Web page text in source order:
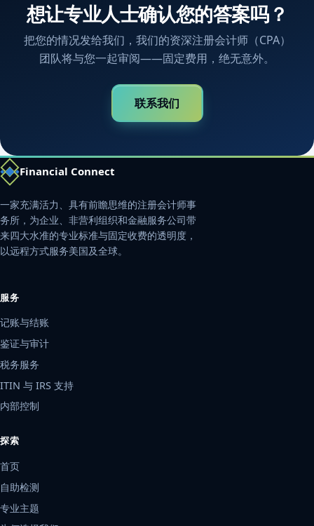
想让专业人士确认您的答案吗？
把您的情况发给我们，我们的资深注册会计师（CPA）
团队将与您一起审阅——固定费用，绝无意外。
联系我们
Financial Connect
一家充满活力、具有前瞻思维的注册会计师事
务所，为企业、非营利组织和金融服务公司带
来四大水准的专业标准与固定收费的透明度，
以远程方式服务美国及全球。
服务
记账与结账
鉴证与审计
税务服务
ITIN 与 IRS 支持
内部控制
探索
首页
自助检测
专业主题